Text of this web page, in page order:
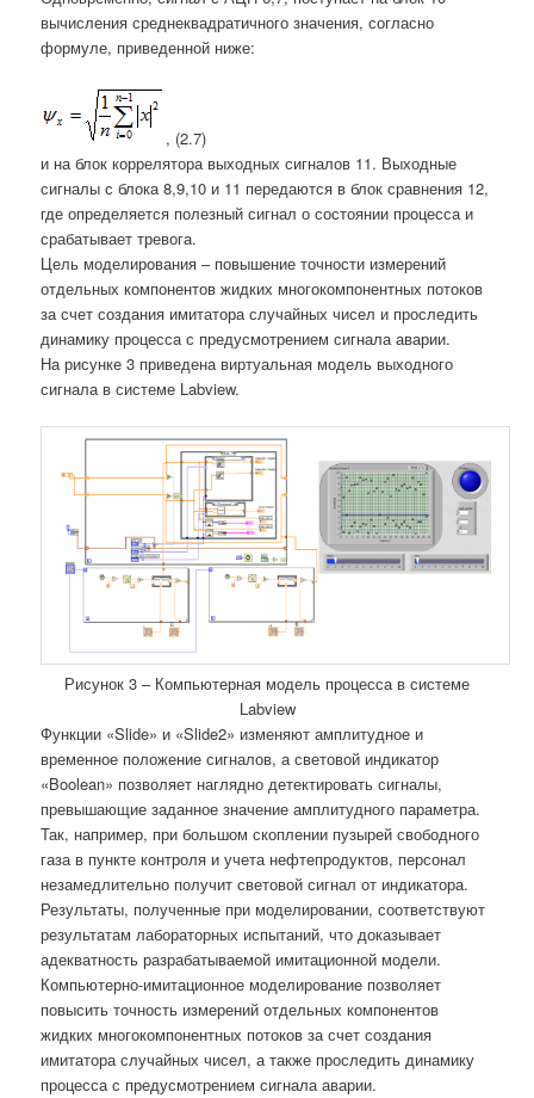
вычисления среднеквадратичного значения, согласно
формуле, приведенной ниже:
, (2.7)
и на блок коррелятора выходных сигналов 11. Выходные
сигналы с блока 8,9,10 и 11 передаются в блок сравнения 12,
где определяется полезный сигнал о состоянии процесса и
срабатывает тревога.
Цель моделирования – повышение точности измерений
отдельных компонентов жидких многокомпонентных потоков
за счет создания имитатора случайных чисел и проследить
динамику процесса с предусмотрением сигнала аварии.
На рисунке 3 приведена виртуальная модель выходного
сигнала в системе Labview.
Рисунок 3 – Компьютерная модель процесса в системе
Labview
Функции «Slide» и «Slide2» изменяют амплитудное и
временное положение сигналов, а световой индикатор
«Boolean» позволяет наглядно детектировать сигналы,
превышающие заданное значение амплитудного параметра.
Так, например, при большом скоплении пузырей свободного
газа в пункте контроля и учета нефтепродуктов, персонал
незамедлительно получит световой сигнал от индикатора.
Результаты, полученные при моделировании, соответствуют
результатам лабораторных испытаний, что доказывает
адекватность разрабатываемой имитационной модели.
Компьютерно-имитационное моделирование позволяет
повысить точность измерений отдельных компонентов
жидких многокомпонентных потоков за счет создания
имитатора случайных чисел, а также проследить динамику
процесса с предусмотрением сигнала аварии.